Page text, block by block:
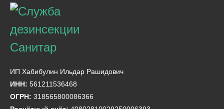
ИП Хабибулин Ильдар Рашидович
ИНН: 561211536468
ОГРН: 318565800086366